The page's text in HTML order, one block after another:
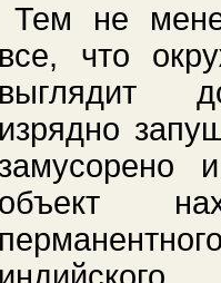
Тем не
все, что
выглядит
изрядно
замусорено
объект